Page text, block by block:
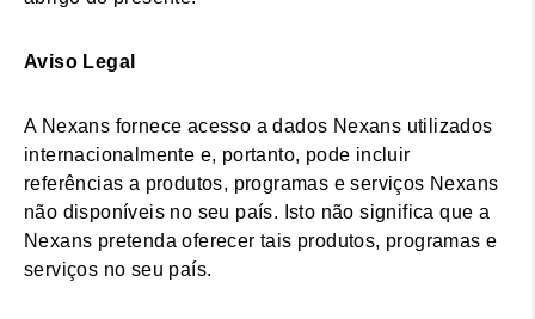
Aviso Legal
A Nexans fornece acesso a dados Nexans utilizados
internacionalmente e, portanto, pode incluir
referências a produtos, programas e serviços Nexans
não disponíveis no seu país. Isto não significa que a
Nexans pretenda oferecer tais produtos, programas e
serviços no seu país.